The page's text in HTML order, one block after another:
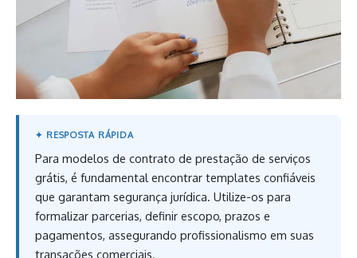
Para modelos de contrato de prestação de serviços
grátis, é fundamental encontrar templates confiáveis
que garantam segurança jurídica. Utilize-os para
formalizar parcerias, definir escopo, prazos e
pagamentos, assegurando profissionalismo em suas
transações comerciais.